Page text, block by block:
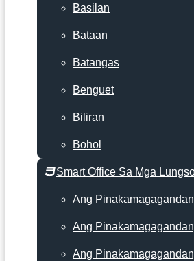
Basilan
Bataan
Batangas
Benguet
Biliran
Bohol
Smart Office Sa Mga
Ang
Ang
Ang